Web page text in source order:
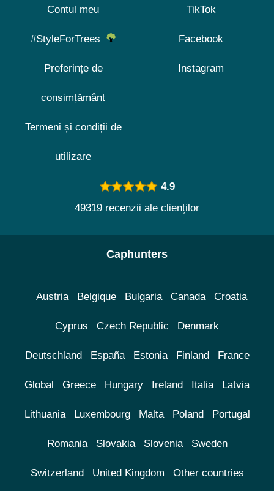
Contul meu
#StyleForTrees
Preferințe de
consimțământ
Termeni și condiții de
utilizare
TikTok
Facebook
Instagram
4.9
49319 recenzii ale clienților
Caphunters
Austria Belgique Bulgaria Canada Croatia
Cyprus Czech Republic Denmark
Deutschland España Estonia Finland France
Global Greece Hungary Ireland Italia Latvia
Lithuania Luxembourg Malta Poland Portugal
Romania Slovakia Slovenia Sweden
Switzerland United Kingdom Other countries